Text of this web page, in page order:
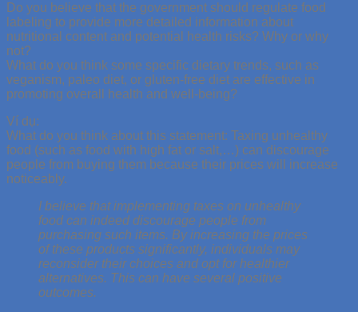
Do you believe that the government should regulate food
labeling to provide more detailed information about
nutritional content and potential health risks? Why or why
not?
What do you think some specific dietary trends, such as
veganism, paleo diet, or gluten-free diet are effective in
promoting overall health and well-being?
Ví dụ:
What do you think about this statement: Taxing unhealthy
food (such as food with high fat or salt,…) can discourage
people from buying them because their prices will increase
noticeably.
I believe that implementing taxes on unhealthy
food can indeed discourage people from
purchasing such items. By increasing the prices
of these products significantly, individuals may
reconsider their choices and opt for healthier
alternatives. This can have several positive
outcomes.